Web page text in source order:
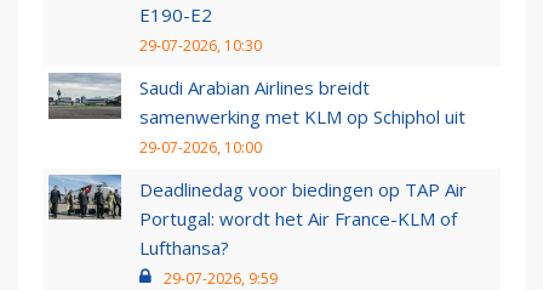
E190-E2
29-07-2026, 10:30
Saudi Arabian Airlines breidt
samenwerking met KLM op Schiphol uit
29-07-2026, 10:00
Deadlinedag voor biedingen op TAP Air
Portugal: wordt het Air France-KLM of
Lufthansa?
29-07-2026, 9:59